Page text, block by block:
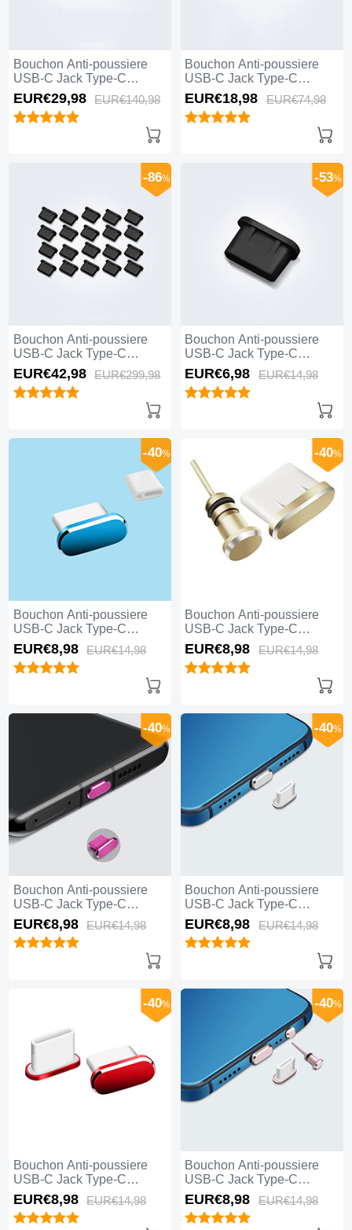
Bouchon Anti-poussiere
USB-C Jack Type-C
Universel 10PCS pour
Apple iPhone 15 Pro Max
Noir
EUR€29,98 EUR€140,98
Bouchon Anti-poussiere
USB-C Jack Type-C
Universel 5PCS pour
Apple iPhone 15 Pro Max
Blanc
EUR€18,98 EUR€74,98
Bouchon Anti-poussiere
USB-C Jack Type-C
Universel 20PCS pour
Apple iPhone 15 Pro Max
Noir
-86%
EUR€42,98 EUR€299,98
Bouchon Anti-poussiere
USB-C Jack Type-C
Universel H11 pour Apple
iPhone 15 Pro Max Noir
-53%
EUR€6,98 EUR€14,98
Bouchon Anti-poussiere
USB-C Jack Type-C
Universel H10 pour Apple
iPhone 15 Pro Max Bleu
-40%
EUR€8,98 EUR€14,98
Bouchon Anti-poussiere
USB-C Jack Type-C
Universel H09 pour Apple
iPhone 15 Pro Max Or
-40%
EUR€8,98 EUR€14,98
Bouchon Anti-poussiere
USB-C Jack Type-C
Universel H08 pour Apple
iPhone 15 Pro Max Rose
Rouge
-40%
EUR€8,98 EUR€14,98
Bouchon Anti-poussiere
USB-C Jack Type-C
Universel H07 pour Apple
iPhone 15 Pro Max Argent
-40%
EUR€8,98 EUR€14,98
Bouchon Anti-poussiere
USB-C Jack Type-C
Universel H06 pour Apple
iPhone 15 Pro Max Rouge
-40%
EUR€8,98 EUR€14,98
Bouchon Anti-poussiere
USB-C Jack Type-C
Universel H05 pour Apple
iPhone 15 Pro Max Or
Rose
-40%
EUR€8,98 EUR€14,98